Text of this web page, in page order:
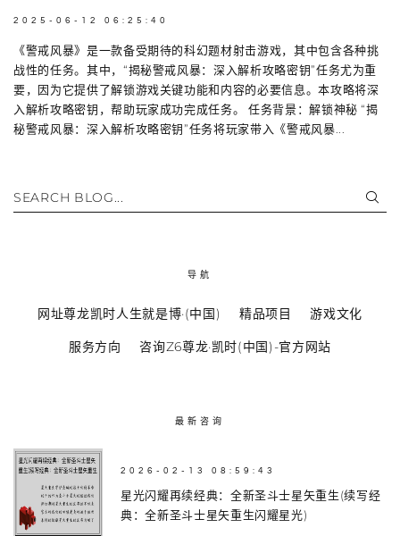
2025-06-12 06:25:40
《警戒风暴》是一款备受期待的科幻题材射击游戏，其中包含各种挑
战性的任务。其中，“揭秘警戒风暴：深入解析攻略密钥”任务尤为重
要，因为它提供了解锁游戏关键功能和内容的必要信息。本攻略将深
入解析攻略密钥，帮助玩家成功完成任务。 任务背景：解锁神秘 “揭
秘警戒风暴：深入解析攻略密钥”任务将玩家带入《警戒风暴...
SEARCH BLOG...
导航
网址尊龙凯时人生就是博·(中国) 精品项目 游戏文化
服务方向 咨询Z6尊龙·凯时(中国)-官方网站
最新咨询
2026-02-13 08:59:43
星光闪耀再续经典：全新圣斗士星矢重生(续写经
典：全新圣斗士星矢重生闪耀星光)